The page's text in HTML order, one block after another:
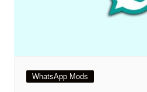
WhatsApp Mods